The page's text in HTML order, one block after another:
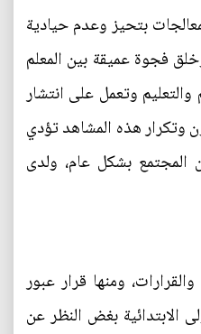
بتحيز وعدم حيادية
فجوة عميقة بين المعلم
وتعمل على انتشار
وتكرار هذه المشاهد تؤدي
المجتمع بشكل عام، ولدى
ومنها قرار عبور
الابتدائية بغض النظر عن